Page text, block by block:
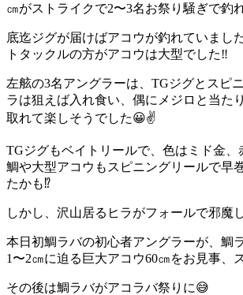
㎝がストライクで2〜3名お祭り騒ぎで釣
底迄ジグが届けばアコウが釣れていまし
トタックルの方がアコウは大型でした‼️
左舷の3名アングラーは、TGジグとスピ
ラは狙えば入れ食い、偶にメジロと当た
取れて楽しそうでした😀✌️
TGジグもベイトリールで、色はミド金、
鯛や大型アコウもスピニングリールで早
たかも⁉️
しかし、沢山居るヒラがフォールで邪魔
本日初鯛ラバの初心者アングラーが、鯛
1〜2㎝に迫る巨大アコウ60㎝をお見事、
その後は鯛ラバがアコラバ祭りに😅